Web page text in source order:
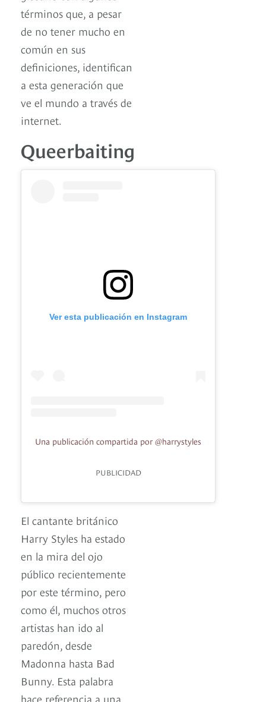
términos que, a pesar
de no tener mucho en
común en sus
definiciones, identifican
a esta generación que
ve el mundo a través de
internet.
Queerbaiting
Ver esta publicación en Instagram
Una publicación compartida por @harrystyles
PUBLICIDAD
El cantante británico
Harry Styles ha estado
en la mira del ojo
público recientemente
por este término, pero
como él, muchos otros
artistas han ido al
paredón, desde
Madonna hasta Bad
Bunny. Esta palabra
hace referencia a una